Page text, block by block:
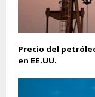
Precio del
en EE.UU.